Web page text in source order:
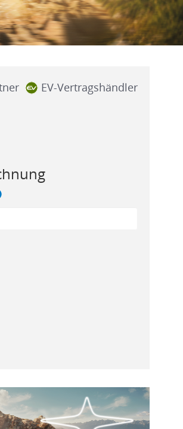
EV-Vertragshändler